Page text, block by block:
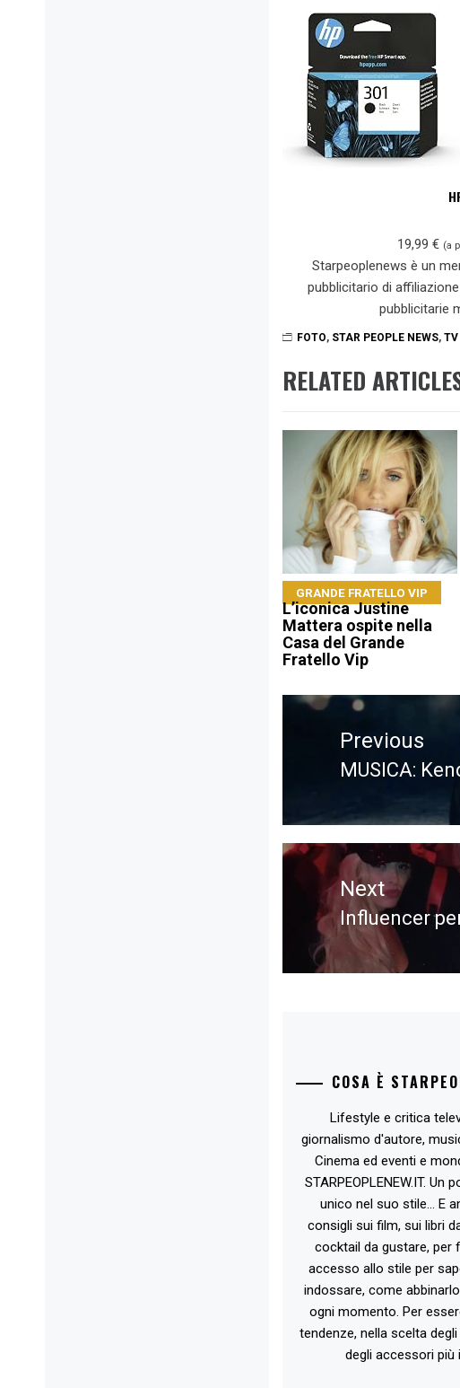
19,99 € (a
Starpeoplenews è un
pubblicitario di
pubblicitarie
FOTO, STAR PEOPLE NEWS, TV
RELATED
GRANDE FRATELLO VIP
L’iconica Justine
Mattera ospite nella
Casa del Grande
Fratello Vip
Navigazione
articoliPrevious
Previous
MUSICA:
Next
Next
post:
Influencer
COSA È
Lifestyle e critica
giornalismo d'autore,
Cinema ed eventi e
STARPEOPLENEW.IT. Un
unico nel suo stile... E
consigli sui film, sui libri
cocktail da gustare, per
accesso allo stile per
indossare, come
ogni momento. Per
tendenze, nella scelta
degli accessori più